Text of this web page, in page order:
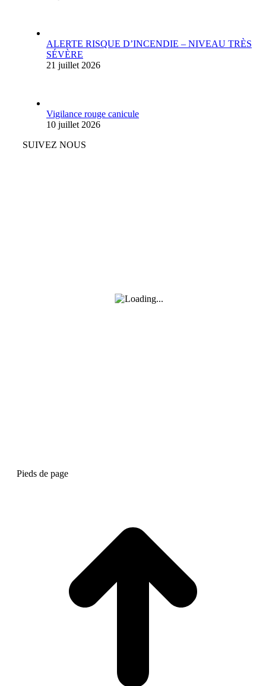
ALERTE RISQUE D’INCENDIE – NIVEAU TRÈS
SÉVÈRE
21 juillet 2026
Vigilance rouge canicule
10 juillet 2026
SUIVEZ NOUS
Pieds de page